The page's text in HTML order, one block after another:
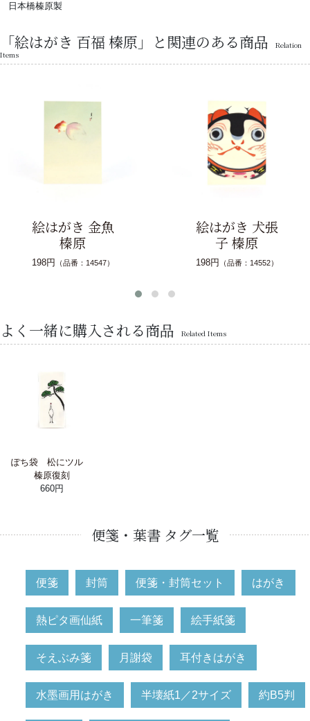
日本橋榛原製
「絵はがき 百福 榛原」と関連のある商品
Relation
Items
絵はがき 金魚
榛原
198円 （品番：14547）
絵はがき 犬張
子 榛原
198円 （品番：14552）
よく一緒に購入される商品 Related Items
ぽち袋 松にツル
榛原復刻
660円
便箋・葉書 タグ一覧
便箋 封筒 便箋・封筒セット はがき
熱ピタ画仙紙 一筆箋 絵手紙箋
そえぶみ箋 月謝袋 耳付きはがき
水墨画用はがき 半壊紙1／2サイズ 約B5判